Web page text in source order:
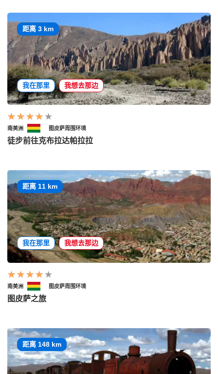
距离 3 km
我在那里 我想去那边
南美洲 图皮萨周围环境
徒步前往克布拉达帕拉拉
距离 11 km
我在那里 我想去那边
南美洲 图皮萨周围环境
图皮萨之旅
距离 148 km